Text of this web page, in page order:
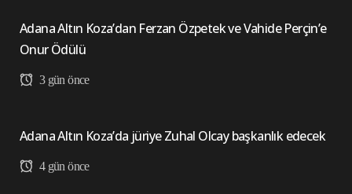
Adana Altın Koza’dan Ferzan Özpetek ve Vahide Perçin’e
Onur Ödülü
3 gün önce
Adana Altın Koza’da jüriye Zuhal Olcay başkanlık edecek
4 gün önce